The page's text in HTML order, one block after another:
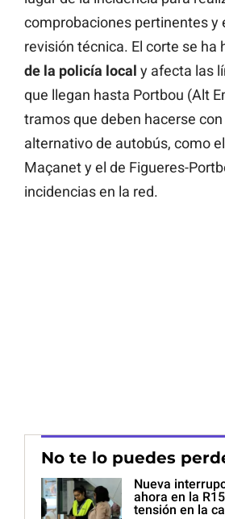
comprobaciones pertinentes y
revisión técnica. El corte se ha
de la policía local y afecta las
que llegan hasta Portbou (Alt
tramos que deben hacerse
alternativo de autobús, como
Maçanet y el de Figueres-
incidencias en la red.
No te lo puedes
Nueva
ahora en la
tensión en la